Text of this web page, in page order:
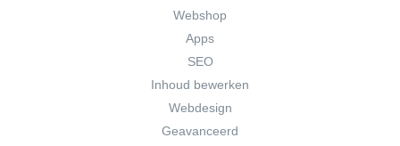
Webshop
Apps
SEO
Inhoud bewerken
Webdesign
Geavanceerd